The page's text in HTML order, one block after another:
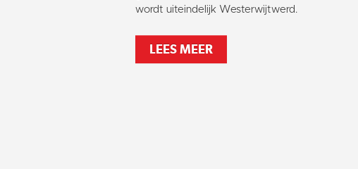
wordt uiteindelijk Westerwijtwerd.
LEES MEER